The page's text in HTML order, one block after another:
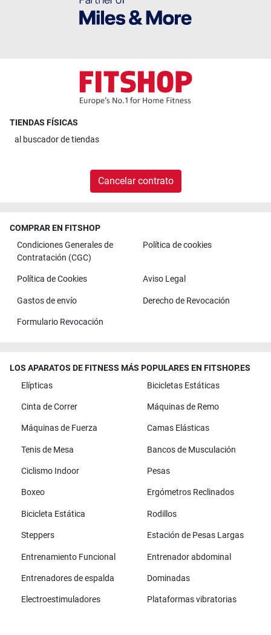
TIENDAS FÍSICAS
al buscador de tiendas
Cancelar contrato
COMPRAR EN FITSHOP
Condiciones Generales de
Contratación (CGC)
Política de cookies
Política de Cookies Aviso Legal
Gastos de envío Derecho de Revocación
Formulario Revocación
LOS APARATOS DE FITNESS MÁS POPULARES EN FITSHOP.ES
Elípticas
Bicicletas Estáticas
Cinta de Correr Máquinas de Remo
Máquinas de Fuerza Camas Elásticas
Tenis de Mesa Bancos de Musculación
Ciclismo Indoor Pesas
Boxeo Ergómetros Reclinados
Bicicleta Estática Rodillos
Steppers Estación de Pesas Largas
Entrenamiento Funcional Entrenador abdominal
Entrenadores de espalda Dominadas
Electroestimuladores Plataformas vibratorias